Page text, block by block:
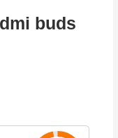
buds